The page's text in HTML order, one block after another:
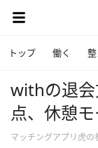
トップ 働く
withの退
点、休憩
マッチングアプリ虎の